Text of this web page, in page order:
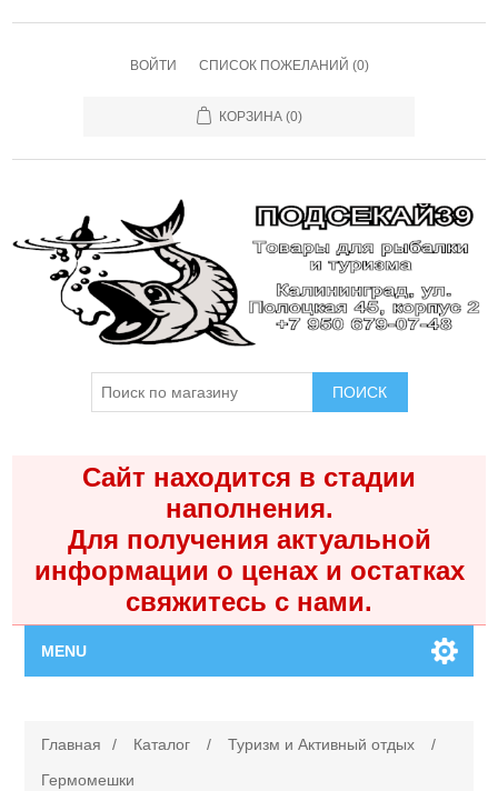
ВОЙТИ СПИСОК ПОЖЕЛАНИЙ (0)
КОРЗИНА (0)
ПОИСК
Сайт находится в стадии
наполнения.
Для получения актуальной
информации о ценах и остатках
свяжитесь с нами.
MENU
Каталог
Главная / Каталог / Туризм и Активный отдых
/
Гермомешки